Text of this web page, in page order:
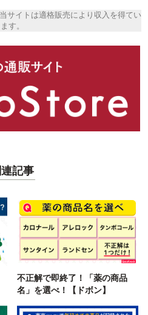
サイトは適格販売により収入を得てい
ます。
連記事
不正解で即終了！「薬の商品
名」を選べ！【ドボン】